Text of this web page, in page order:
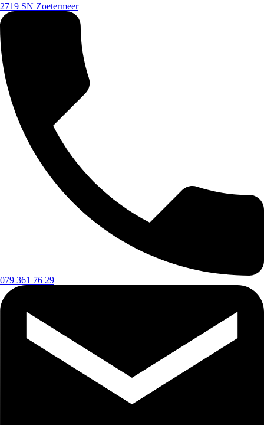
2719 SN Zoetermeer
079 361 76 29